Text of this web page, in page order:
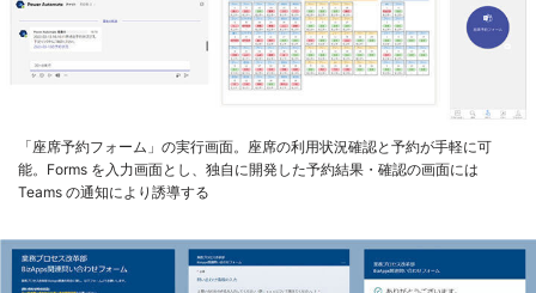
「座席予約フォーム」の実行画面。座席の利用状況確認と予約が手軽に可
能。Forms を入力画面とし、独自に開発した予約結果・確認の画面には
Teams の通知により誘導する